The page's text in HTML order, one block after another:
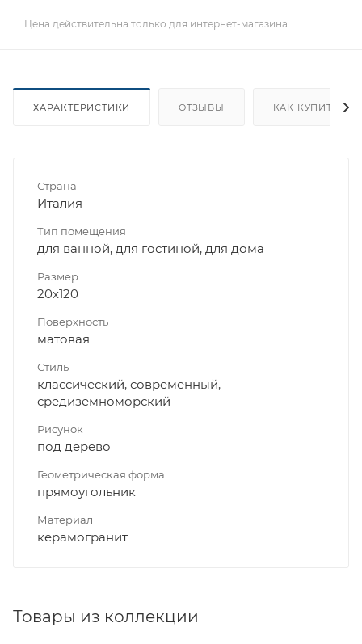
Цена действительна только для интернет-магазина.
ХАРАКТЕРИСТИКИ ОТЗЫВЫ КАК КУПИТЬ
Страна
Италия
Тип помещения
для ванной, для гостиной, для дома
Размер
20x120
Поверхность
матовая
Стиль
классический, современный,
средиземноморский
Рисунок
под дерево
Геометрическая форма
прямоугольник
Материал
керамогранит
Товары из коллекции